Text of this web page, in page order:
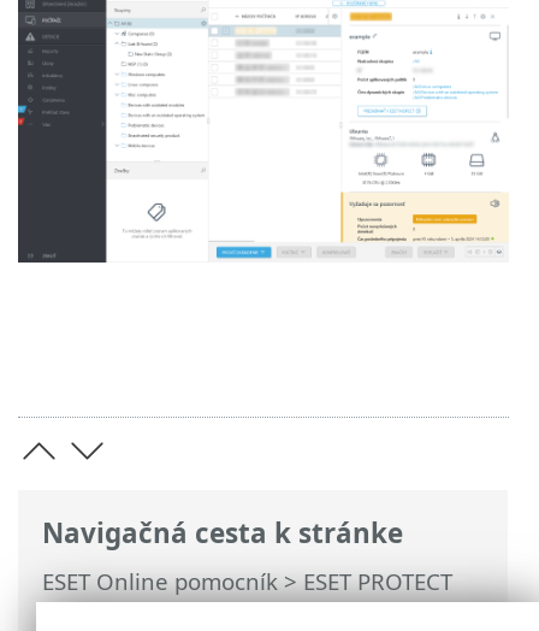
Navigačná cesta k stránke
ESET Online pomocník>ESET PROTECT
On-Prem>Používanie ESET PROTECT On-